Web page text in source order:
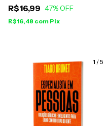
R$16,99 47% OFF
R$16,48 com Pix
1 /5